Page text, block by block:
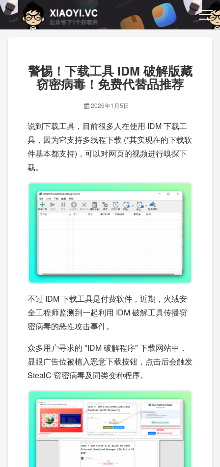
警惕！下载工具 IDM 破解版藏
窃密病毒！免费代替品推荐
2026年1月5日
说到下载工具，目前很多人在使用 IDM 下载工
具，因为它支持多线程下载 (*其实现在的下载软
件基本都支持)，可以对网页的视频进行嗅探下
载。
不过 IDM 下载工具是付费软件，近期，火绒安
全工程师监测到一起利用 IDM 破解工具传播窃
密病毒的恶性攻击事件。
众多用户寻求的 "IDM 破解程序" 下载网站中，
显眼广告位被植入恶意下载按钮，点击后会触发
StealC 窃密病毒及同类变种程序。